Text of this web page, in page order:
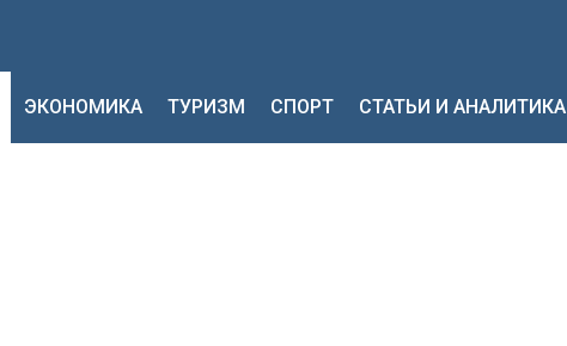
ЭКОНОМИКА ТУРИЗМ СПОРТ СТАТЬИ И АНАЛИТИКА